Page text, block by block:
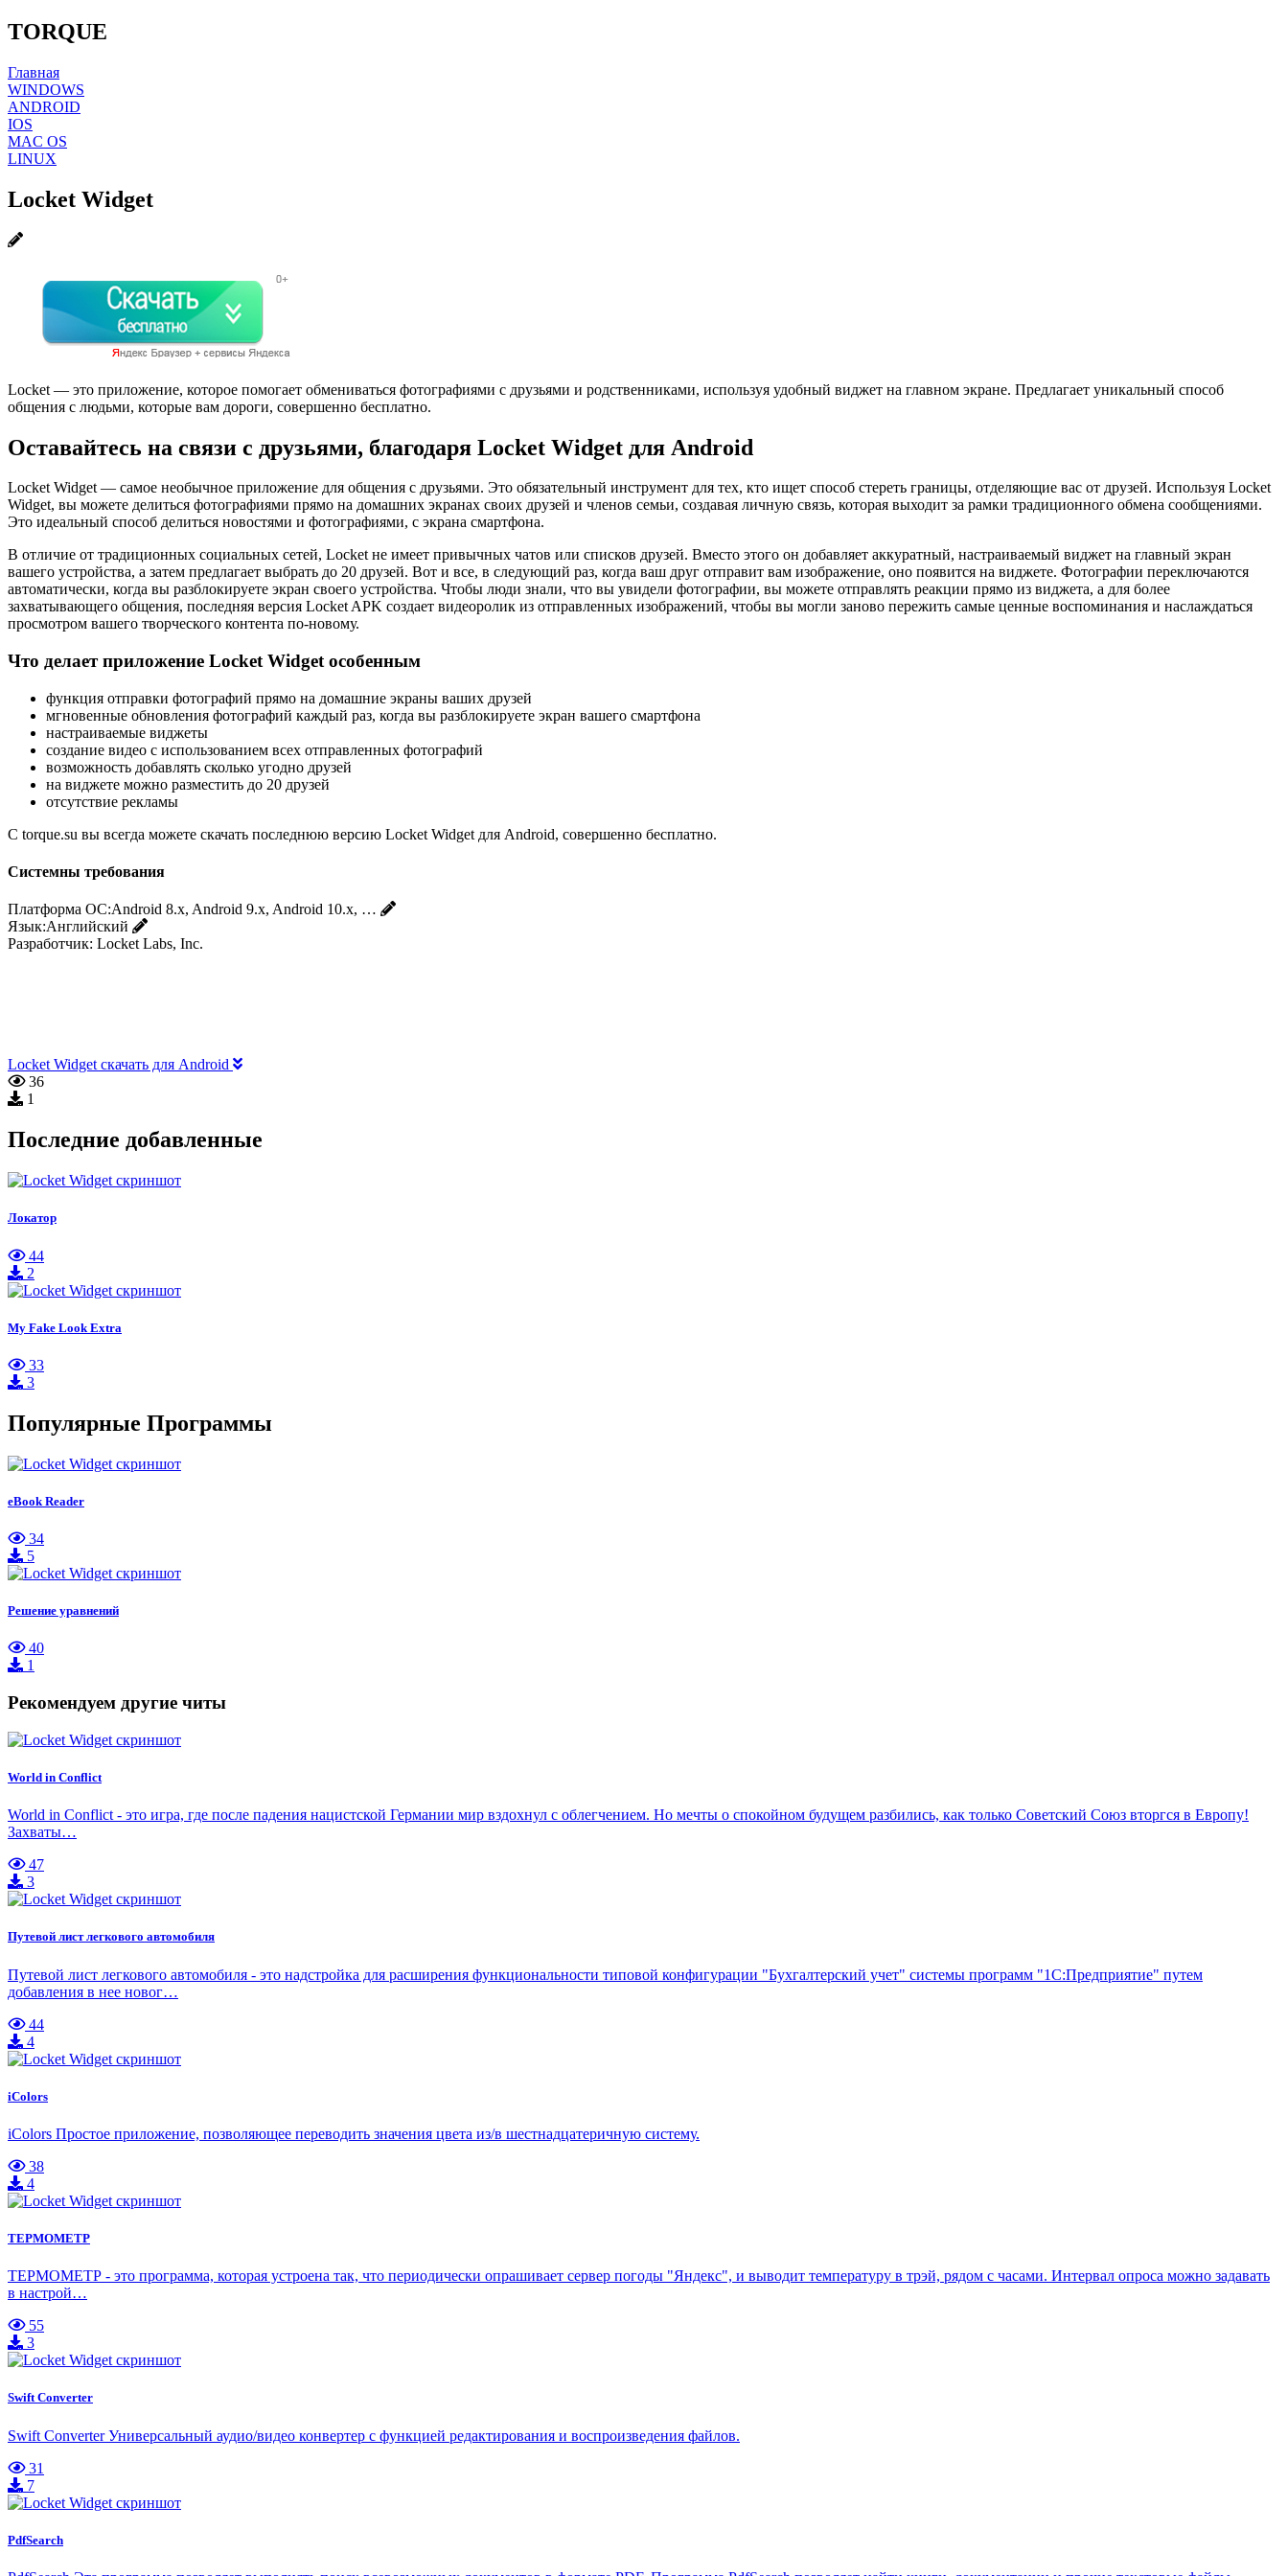
TORQUE
Главная
WINDOWS
ANDROID
IOS
MAC OS
LINUX
Locket Widget
Locket — это приложение, которое помогает обмениваться фотографиями с друзьями и родственниками, используя удобный виджет на главном экране. Предлагает уникальный способ
общения с людьми, которые вам дороги, совершенно бесплатно.
Оставайтесь на связи с друзьями, благодаря Locket Widget для Android
Locket Widget — самое необычное приложение для общения с друзьями. Это обязательный инструмент для тех, кто ищет способ стереть границы, отделяющие вас от друзей. Используя Locket
Widget, вы можете делиться фотографиями прямо на домашних экранах своих друзей и членов семьи, создавая личную связь, которая выходит за рамки традиционного обмена сообщениями.
Это идеальный способ делиться новостями и фотографиями, с экрана смартфона.
В отличие от традиционных социальных сетей, Locket не имеет привычных чатов или списков друзей. Вместо этого он добавляет аккуратный, настраиваемый виджет на главный экран
вашего устройства, а затем предлагает выбрать до 20 друзей. Вот и все, в следующий раз, когда ваш друг отправит вам изображение, оно появится на виджете. Фотографии переключаются
автоматически, когда вы разблокируете экран своего устройства. Чтобы люди знали, что вы увидели фотографии, вы можете отправлять реакции прямо из виджета, а для более
захватывающего общения, последняя версия Locket APK создает видеоролик из отправленных изображений, чтобы вы могли заново пережить самые ценные воспоминания и наслаждаться
просмотром вашего творческого контента по-новому.
Что делает приложение Locket Widget особенным
функция отправки фотографий прямо на домашние экраны ваших друзей
мгновенные обновления фотографий каждый раз, когда вы разблокируете экран вашего смартфона
настраиваемые виджеты
создание видео с использованием всех отправленных фотографий
возможность добавлять сколько угодно друзей
на виджете можно разместить до 20 друзей
отсутствие рекламы
С torque.su вы всегда можете скачать последнюю версию Locket Widget для Android, совершенно бесплатно.
Системны требования
Платформа ОС:Android 8.x, Android 9.x, Android 10.x, …
Язык:Английский
Разработчик: Locket Labs, Inc.
Locket Widget скачать для Android
36
1
Последние добавленные
Локатор
44
2
My Fake Look Extra
33
3
Популярные Программы
eBook Reader
34
5
Решение уравнений
40
1
Рекомендуем другие читы
World in Conflict
World in Conflict - это игра, где после падения нацистской Германии мир вздохнул с облегчением. Но мечты о спокойном будущем разбились, как только Советский Союз вторгся в Европу!
Захваты…
47
3
Путевой лист легкового автомобиля
Путевой лист легкового автомобиля - это надстройка для расширения функциональности типовой конфигурации "Бухгалтерский учет" системы программ "1С:Предприятие" путем
добавления в нее новог…
44
4
iColors
iColors Простое приложение, позволяющее переводить значения цвета из/в шестнадцатеричную систему.
38
4
ТЕРМОМЕТР
ТЕРМОМЕТР - это программа, которая устроена так, что периодически опрашивает сервер погоды "Яндекс", и выводит температуру в трэй, рядом с часами. Интервал опроса можно задавать
в настрой…
55
3
Swift Converter
Swift Converter Универсальный аудио/видео конвертер с функцией редактирования и воспроизведения файлов.
31
7
PdfSearch